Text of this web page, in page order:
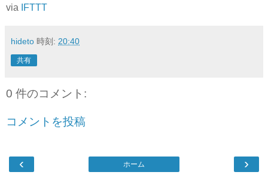
via
IFTTT
hideto 時刻: 20:40
共有
0 件のコメント:
コメントを投稿
‹ ›
ホーム